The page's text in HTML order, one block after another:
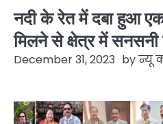
नदी के रेत में दबा हुआ
मिलने से क्षेत्र में
December 31, 2023 byन्यू